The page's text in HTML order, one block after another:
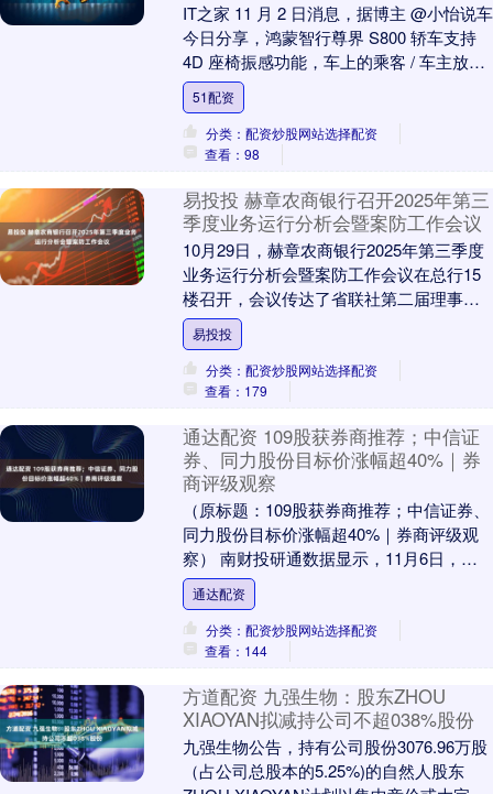
IT之家 11 月 2 日消息，据博主 @小怡说车
今日分享，鸿蒙智行尊界 S800 轿车支持
4D 座椅振感功能，车上的乘客 / 车主放
歌、看视频时，二排座椅....
51配资
分类：配资炒股网站选择配资
查看：98
易投投 赫章农商银行召开2025年第三
季度业务运行分析会暨案防工作会议
10月29日，赫章农商银行2025年第三季度
业务运行分析会暨案防工作会议在总行15
楼召开，会议传达了省联社第二届理事会
第二十九次会议和毕节农信改革工作及预
算调整....
易投投
分类：配资炒股网站选择配资
查看：179
通达配资 109股获券商推荐；中信证
券、同力股份目标价涨幅超40%｜券
商评级观察
（原标题：109股获券商推荐；中信证券、
同力股份目标价涨幅超40%｜券商评级观
察） 南财投研通数据显示，11月6日，券
商给予上市公司目标价共29次，按最新收
盘价....
通达配资
分类：配资炒股网站选择配资
查看：144
方道配资 九强生物：股东ZHOU
XIAOYAN拟减持公司不超038%股份
九强生物公告，持有公司股份3076.96万股
（占公司总股本的5.25%)的自然人股东